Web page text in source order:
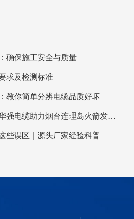
确保施工安全与质量
求及检测标准
教你简单分辨电缆品质好坏
线缆护航航天梦！青岛华强电缆助力烟台连理岛火箭发射圆满成功
些误区｜源头厂家经验科普